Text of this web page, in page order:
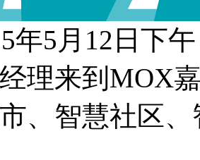
年5月12日下
理来到MOX
、智慧社区